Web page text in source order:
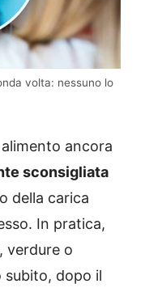
volta: nessuno lo
ancora
sconsigliata
della carica
In pratica,
verdure o
dopo il